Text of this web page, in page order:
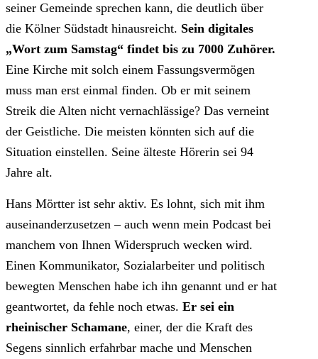
seiner Gemeinde sprechen kann, die deutlich über
die Kölner Südstadt hinausreicht. Sein digitales
„Wort zum Samstag“ findet bis zu 7000 Zuhörer.
Eine Kirche mit solch einem Fassungsvermögen
muss man erst einmal finden. Ob er mit seinem
Streik die Alten nicht vernachlässige? Das verneint
der Geistliche. Die meisten könnten sich auf die
Situation einstellen. Seine älteste Hörerin sei 94
Jahre alt.
Hans Mörtter ist sehr aktiv. Es lohnt, sich mit ihm
auseinanderzusetzen – auch wenn mein Podcast bei
manchem von Ihnen Widerspruch wecken wird.
Einen Kommunikator, Sozialarbeiter und politisch
bewegten Menschen habe ich ihn genannt und er hat
geantwortet, da fehle noch etwas. Er sei ein
rheinischer Schamane, einer, der die Kraft des
Segens sinnlich erfahrbar mache und Menschen